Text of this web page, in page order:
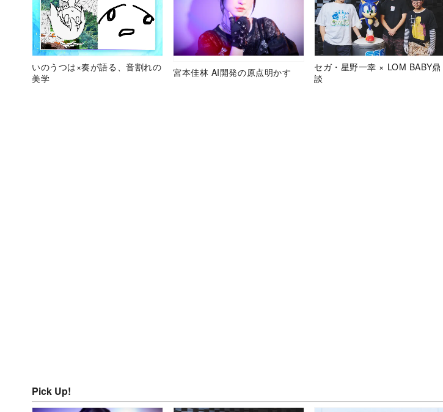
いのうつは×奏が語る、音割れの
美学
宮本佳林 AI開発の原点明かす
セガ・星野一幸 × LOM BABY鼎
談
Pick Up!